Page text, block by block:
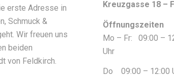
erste Adresse in
Schmuck &
Wir freuen uns
beiden
von Feldkirch.
Kreuzgasse 18 –
Öffnungszeiten
Mo – Fr: 09:00 –
Uhr
Do 09:00 – 12:00